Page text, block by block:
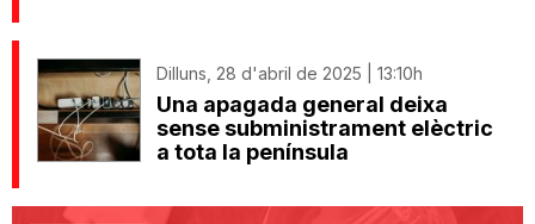
Dilluns, 28 d'abril de 2025 | 13:10h
Una apagada general deixa
sense subministrament elèctric
a tota la península